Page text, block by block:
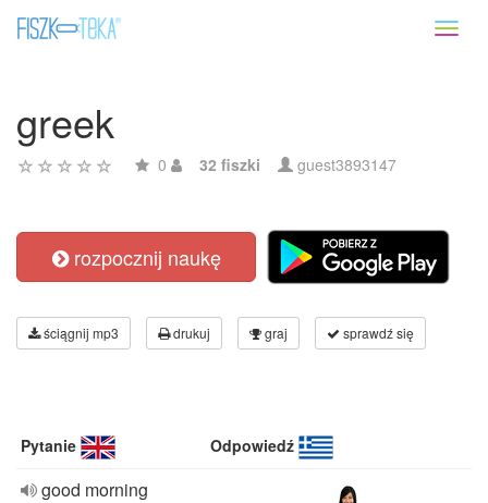
greek
0 32 fiszki guest3893147
rozpocznij naukę
ściągnij mp3 drukuj graj sprawdź się
Pytanie Odpowiedź
good morning